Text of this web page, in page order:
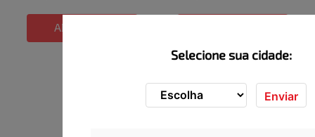
Selecione sua cidade:
Enviar
ADICIONAR